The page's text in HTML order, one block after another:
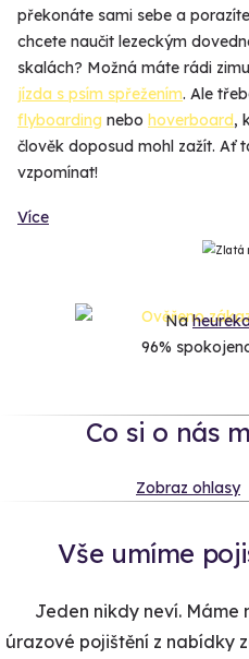
překonáte sami sebe a
chcete naučit lezeckým
skalách? Možná máte rádi
jízda s psím spřežením. Ale
flyboarding nebo hoverboard,
člověk doposud mohl zažít. Ať
vzpomínat!
Více
Na
96%
Co si o nás
Zobraz ohlasy
Vše umíme
Jeden nikdy neví. Máme
úrazové pojištění z nabídky